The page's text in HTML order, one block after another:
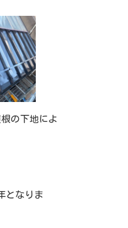
の下地によ
となりま